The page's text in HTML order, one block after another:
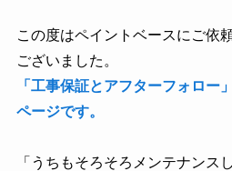
この度はペイントベースにご依
ございました。
「⼯事保証とアフターフォロー
ページです。
「うちもそろそろメンテナンス